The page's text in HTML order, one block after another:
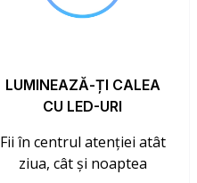
LUMINEAZĂ-ȚI CALEA
CU LED-URI
Fii în centrul atenției atât
ziua, cât și noaptea